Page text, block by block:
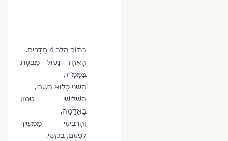
בְּתוֹךְ הַלֵּב 4 חֲדָרִים.
הָאֶחָד נָעוּל מְבֹעָת
בַּמָּמָ"ד,
הַשֵּׁנִי כָּלוּא בַּשֶּׁבִי,
הַשְּׁלִישִׁי טָמוּן
בָּאֲדָמָה,
וְהָרְבִיעִי מַמְשִׁיךְ
לִפְעֹם, בְּקֹשִׁי.